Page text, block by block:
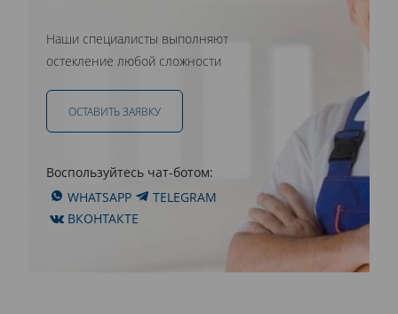
Наши специалисты выполняют
остекление любой сложности
ОСТАВИТЬ ЗАЯВКУ
Воспользуйтесь чат-ботом:
WHATSAPP
TELEGRAM
ВКОНТАКТЕ